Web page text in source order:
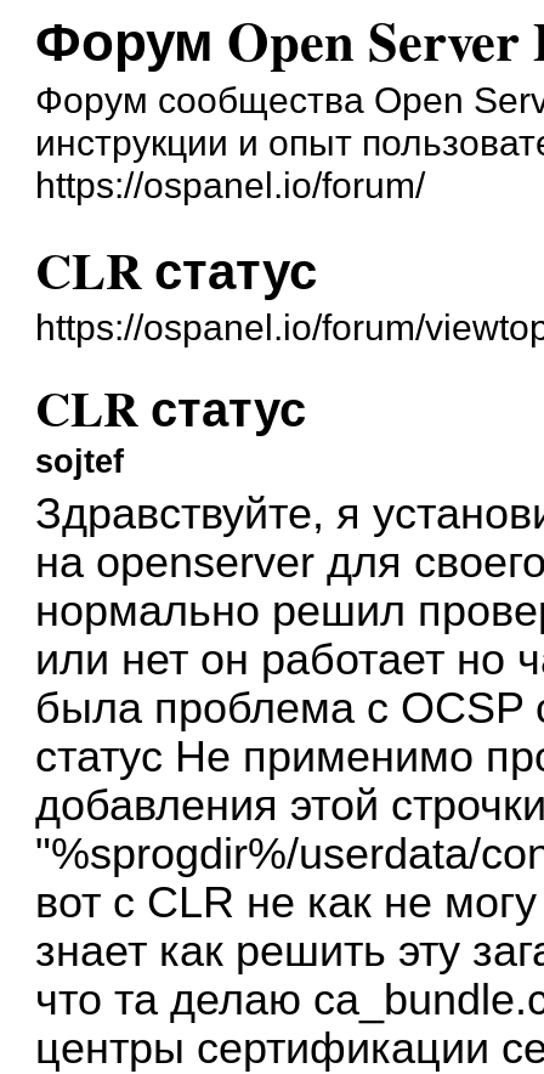
Форум Open Server
Форум сообщества Open
инструкции и опыт
https://ospanel.io/forum/
CLR статус
https://ospanel.io/forum/
CLR статус
sojtef
Здравствуйте, я
на openserver для
нормально решил
или нет он работает но
была проблема с OCSP
статус Не применимо
добавления этой
"%sprogdir%/userdata/
вот с CLR не как не
знает как решить эту
что та делаю
центры сертификации